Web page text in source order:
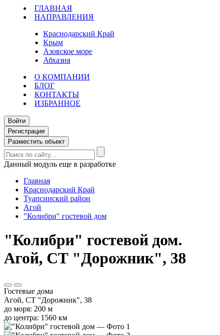
ГЛАВНАЯ
НАПРАВЛЕНИЯ
Краснодарский Край
Крым
Азовское море
Абхазия
О КОМПАНИИ
БЛОГ
КОНТАКТЫ
ИЗБРАННОЕ
Войти
Регистрация
Разместить объект
Данный модуль еще в разработке
Главная
Краснодарский Край
Туапсинский район
Агой
"Колибри" гостевой дом
"Колибри" гостевой дом.
Агой, СТ "Дорожник", 38
Гостевые дома
Агой, СТ "Дорожник", 38
до моря: 200 м
до центра: 1560 км